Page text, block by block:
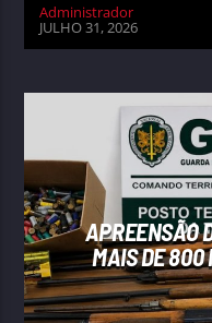
Administrador
JULHO 31, 2026
APREENSÃO
MAIS DE 800